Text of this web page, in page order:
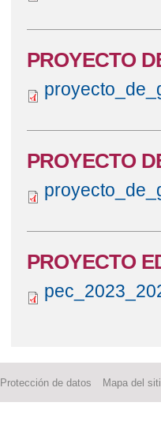
PROYECTO
PROYECTO
PROYECTO
Protección de datos Mapa del